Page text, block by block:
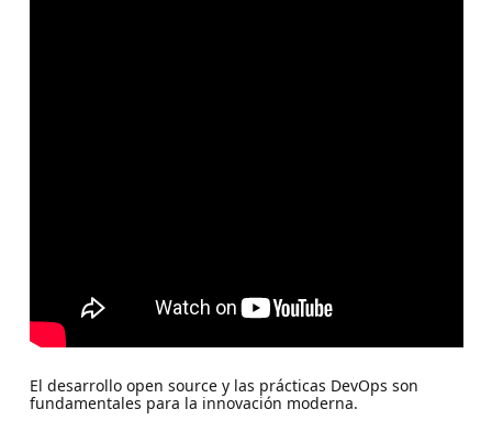
El desarrollo open source y las prácticas DevOps son
fundamentales para la innovación moderna.